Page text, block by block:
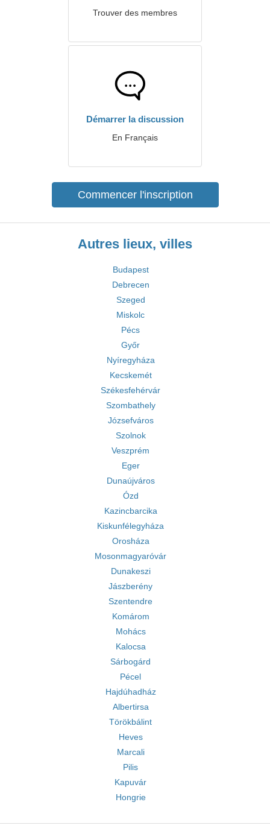
Trouver des membres
Démarrer la discussion
En Français
Commencer l'inscription
Autres lieux, villes
Budapest
Debrecen
Szeged
Miskolc
Pécs
Győr
Nyíregyháza
Kecskemét
Székesfehérvár
Szombathely
Józsefváros
Szolnok
Veszprém
Eger
Dunaújváros
Ózd
Kazincbarcika
Kiskunfélegyháza
Orosháza
Mosonmagyaróvár
Dunakeszi
Jászberény
Szentendre
Komárom
Mohács
Kalocsa
Sárbogárd
Pécel
Hajdúhadház
Albertirsa
Törökbálint
Heves
Marcali
Pilis
Kapuvár
Hongrie